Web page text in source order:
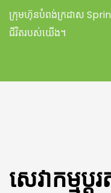
ក្រុមហ៊ុនបំពង់ក្រដាស
ជីវិតរបស់យើង។
សេវាកម្មប្